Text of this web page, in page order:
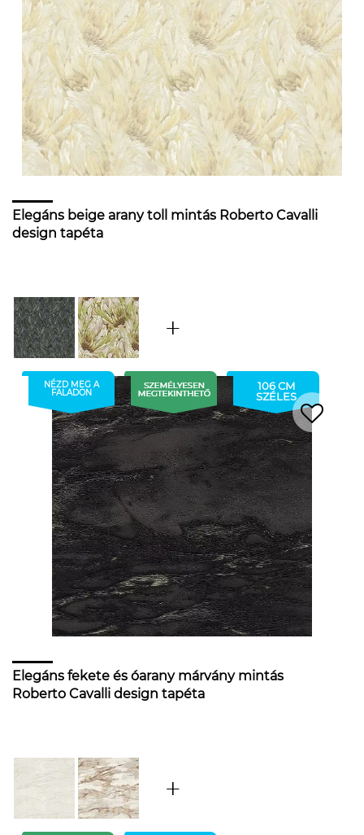
Elegáns beige arany toll mintás Roberto Cavalli
design tapéta
NÉZD MEG A
FALADON
106 CM
SZÉLES
Elegáns fekete és óarany márvány mintás
Roberto Cavalli design tapéta